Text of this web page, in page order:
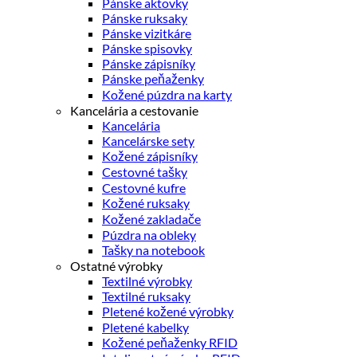
Pánske ruksaky
Pánske vizitkáre
Pánske spisovky
Pánske zápisníky
Pánske peňaženky
Kožené púzdra na karty
Kancelária a cestovanie
Kancelária
Kancelárske sety
Kožené zápisníky
Cestovné tašky
Cestovné kufre
Kožené ruksaky
Kožené zakladače
Púzdra na obleky
Tašky na notebook
Ostatné výrobky
Textilné výrobky
Textilné ruksaky
Pletené kožené výrobky
Pletené kabelky
Kožené peňaženky RFID